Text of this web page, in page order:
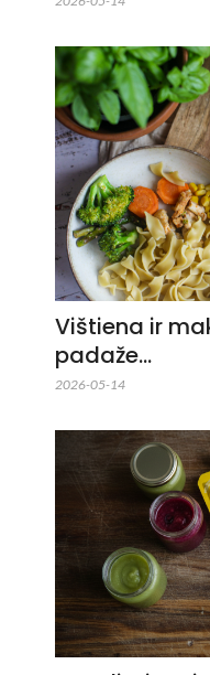
Vištiena ir
padaže…
2026-05-14